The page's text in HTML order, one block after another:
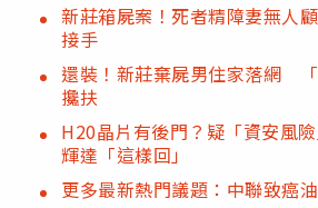
新莊箱屍案！死者精障妻無人
接手
還裝！新莊棄屍男住家落網
攙扶
H20晶片有後門？疑「資安風
輝達「這樣回」
更多最新熱門議題：中聯致癌